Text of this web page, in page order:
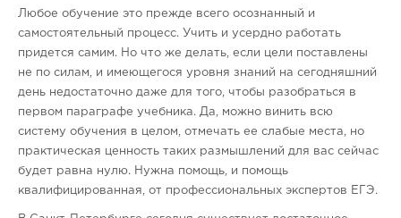
Любое обучение это прежде всего осознанный и
самостоятельный процесс. Учить и усердно работать
придется самим. Но что же делать, если цели поставлены
не по силам, и имеющегося уровня знаний на сегодняшний
день недостаточно даже для того, чтобы разобраться в
первом параграфе учебника. Да, можно винить всю
систему обучения в целом, отмечать ее слабые места, но
практическая ценность таких размышлений для вас сейчас
будет равна нулю. Нужна помощь, и помощь
квалифицированная, от профессиональных экспертов ЕГЭ.